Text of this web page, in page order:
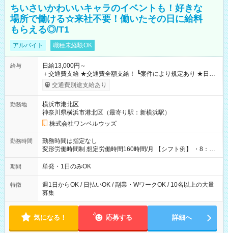
ちいさいかわいいキャラのイベントも！好きな
場所で働ける☆来社不要！働いたその日に給料
もらえる◎/T1
アルバイト 職種未経験OK
給与
日給13,000円～
＋交通費支給 ★交通費全額支給！ ┗案件により規定あり ★日払
いOK！（規定あり） ┗働いたその日に現金GET♪ お仕事後はコ
ンビニATMから 日払い分を引き落とせます！ 【試用期間】試
交通費別途支給あり
勤務地
横浜市港北区
神奈川県横浜市港北区（最寄り駅：新横浜駅）
株式会社ワンベルウッズ
勤務時間
勤務時間は指定なし
変形労働時間制 想定労働時間160時間/月 【シフト例】 ・8：00
～21：00
期間 単発・1日のみOK
特徴
週1日からOK / 日払いOK / 副業・WワークOK / 10名以上の大量
募集
気になる！ 応募する 詳細へ